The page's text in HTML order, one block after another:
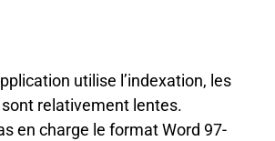
utilise l’indexation, les
relativement lentes.
en charge le format Word 97-